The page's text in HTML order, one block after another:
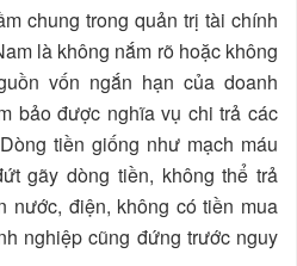
chung trong quản trị tài chính
là không nắm rõ hoặc không
vốn ngắn hạn của doanh
bảo được nghĩa vụ chi trả các
tiền giống như mạch máu
gãy dòng tiền, không thể trả
nước, điện, không có tiền mua
nghiệp cũng đứng trước nguy